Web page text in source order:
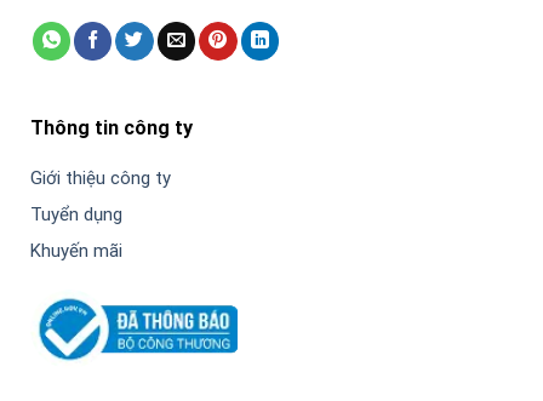
Thông tin công ty
Giới thiệu công ty
Tuyển dụng
Khuyến mãi